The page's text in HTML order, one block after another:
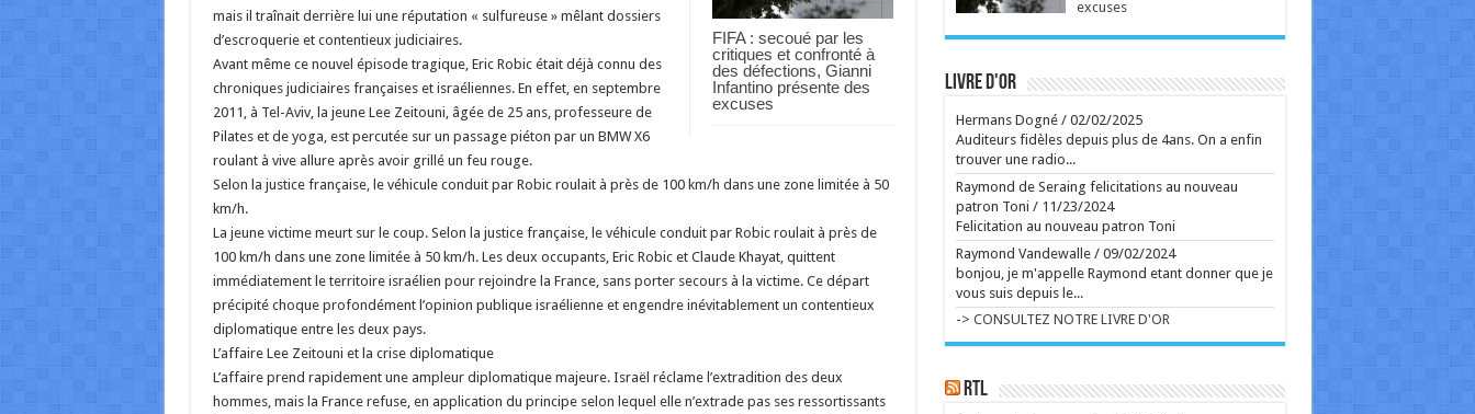
FIFA : secoué par les
critiques et confronté à
des défections, Gianni
Infantino présente des
excuses
mais il traînait derrière lui une réputation « sulfureuse » mêlant dossiers
d’escroquerie et contentieux judiciaires.
Avant même ce nouvel épisode tragique, Eric Robic était déjà connu des
chroniques judiciaires françaises et israéliennes. En effet, en septembre
2011, à Tel-Aviv, la jeune Lee Zeitouni, âgée de 25 ans, professeure de
Pilates et de yoga, est percutée sur un passage piéton par un BMW X6
roulant à vive allure après avoir grillé un feu rouge.
Selon la justice française, le véhicule conduit par Robic roulait à près de 100 km/h dans une zone limitée à 50
km/h.
La jeune victime meurt sur le coup. Selon la justice française, le véhicule conduit par Robic roulait à près de
100 km/h dans une zone limitée à 50 km/h. Les deux occupants, Eric Robic et Claude Khayat, quittent
immédiatement le territoire israélien pour rejoindre la France, sans porter secours à la victime. Ce départ
précipité choque profondément l’opinion publique israélienne et engendre inévitablement un contentieux
diplomatique entre les deux pays.
L’affaire Lee Zeitouni et la crise diplomatique
L’affaire prend rapidement une ampleur diplomatique majeure. Israël réclame l’extradition des deux
hommes, mais la France refuse, en application du principe selon lequel elle n’extrade pas ses ressortissants
nous faut inventer"
Roulin mesure chaque jour la chance qu'il a d'exercer
Versailles, entend ne jamais mentir quand il s'agit de
regarnir un siège. Quel qu'il soit. ...
Ecrit le 03/08 14:01
V2 Scriptrss
excuses
Livre d'or
Hermans Dogné/ 02/02/2025
Auditeurs fidèles depuis plus de 4ans. On a enfin
trouver une radio...
Raymond de Seraing felicitations au nouveau
patron Toni / 11/23/2024
Felicitation au nouveau patron Toni
Raymond Vandewalle/ 09/02/2024
bonjou, je m'appelle Raymond etant donner que je
vous suis depuis le...
-> CONSULTEZ NOTRE LIVRE D'OR
RTL